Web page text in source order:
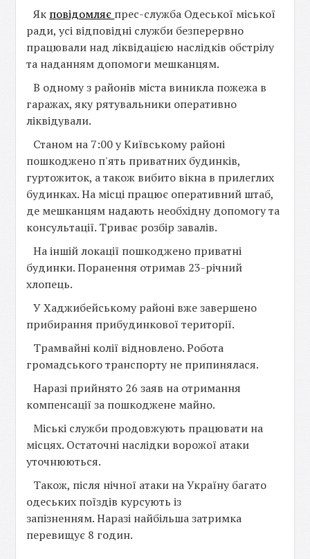
Як повідомляє прес-служба Одеської міської
ради, усі відповідні служби безперервно
працювали над ліквідацією наслідків обстрілу
та наданням допомоги мешканцям.
В одному з районів міста виникла пожежа в
гаражах, яку рятувальники оперативно
ліквідували.
Станом на 7:00 у Київському районі
пошкоджено п'ять приватних будинків,
гуртожиток, а також вибито вікна в прилеглих
будинках. На місці працює оперативний штаб,
де мешканцям надають необхідну допомогу та
консультації. Триває розбір завалів.
На іншій локації пошкоджено приватні
будинки. Поранення отримав 23-річний
хлопець.
У Хаджибейському районі вже завершено
прибирання прибудинкової території.
Трамвайні колії відновлено. Робота
громадського транспорту не припинялася.
Наразі прийнято 26 заяв на отримання
компенсації за пошкоджене майно.
Міські служби продовжують працювати на
місцях. Остаточні наслідки ворожої атаки
уточнюються.
Також, після нічної атаки на Україну багато
одеських поїздів курсують із
запізненням. Наразі найбільша затримка
перевищує 8 годин.